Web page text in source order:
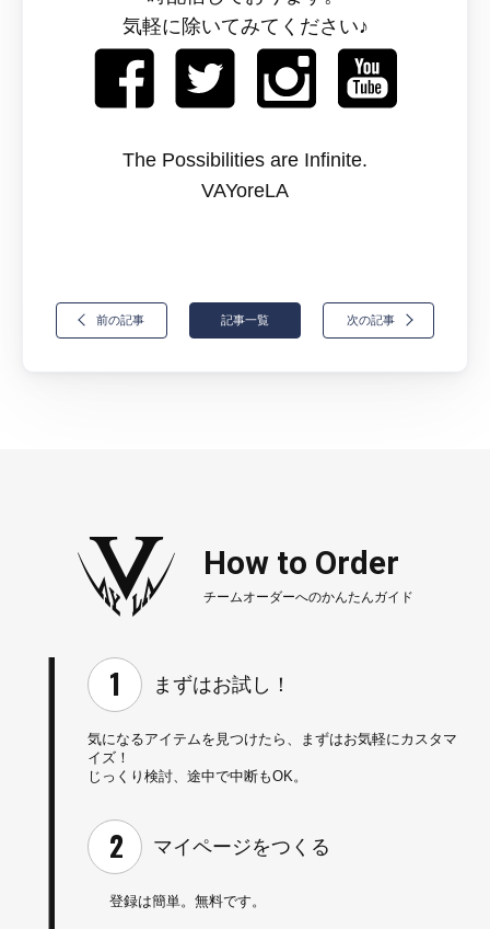
気軽に除いてみてください♪
The Possibilities are Infinite.
VAYoreLA
前の記事 記事一覧 次の記事
How to Order
チームオーダーへのかんたんガイド
まずはお試し！
気になるアイテムを見つけたら、
まずはお気軽にカスタマ
イズ！
じっくり検討、途中で中断もOK。
マイページをつくる
登録は簡単。無料です。